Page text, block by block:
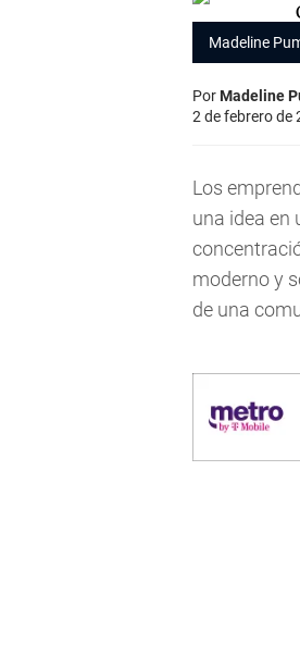
Madeline
PorMadeline
2 de febrero de
Los
una idea en
moderno y
de una